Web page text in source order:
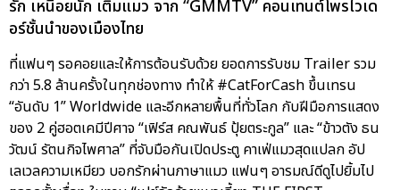
รัก เหนื่อยนัก เติมแมว จาก “GMMTV” คอนเทนต์โพรไวเด
อร์ชั้นนำของเมืองไทย
ที่แฟนๆ รอคอยและให้การต้อนรับด้วย ยอดการรับชม Trailer รวม
กว่า 5.8 ล้านครั้งในทุกช่องทาง ทำให้ #CatForCash ขึ้นเทรน
“อันดับ 1” Worldwide และอีกหลายพื้นที่ทั่วโลก กับฝีมือการแสดง
ของ 2 คู่ฮอตเคมีปีศาจ “เฟิร์ส คณพันธ์ ปุ้ยตระกูล” และ “ข้าวตัง ธน
วัฒน์ รัตนกิจไพศาล” ที่จับมือกันเปิดประตู คาเฟ่แมวสุดแปลก อัป
เลเวลความเหมียว บอกรักผ่านภาษาแมว แฟนๆ อารมณ์ดีดูไปยิ้มไป